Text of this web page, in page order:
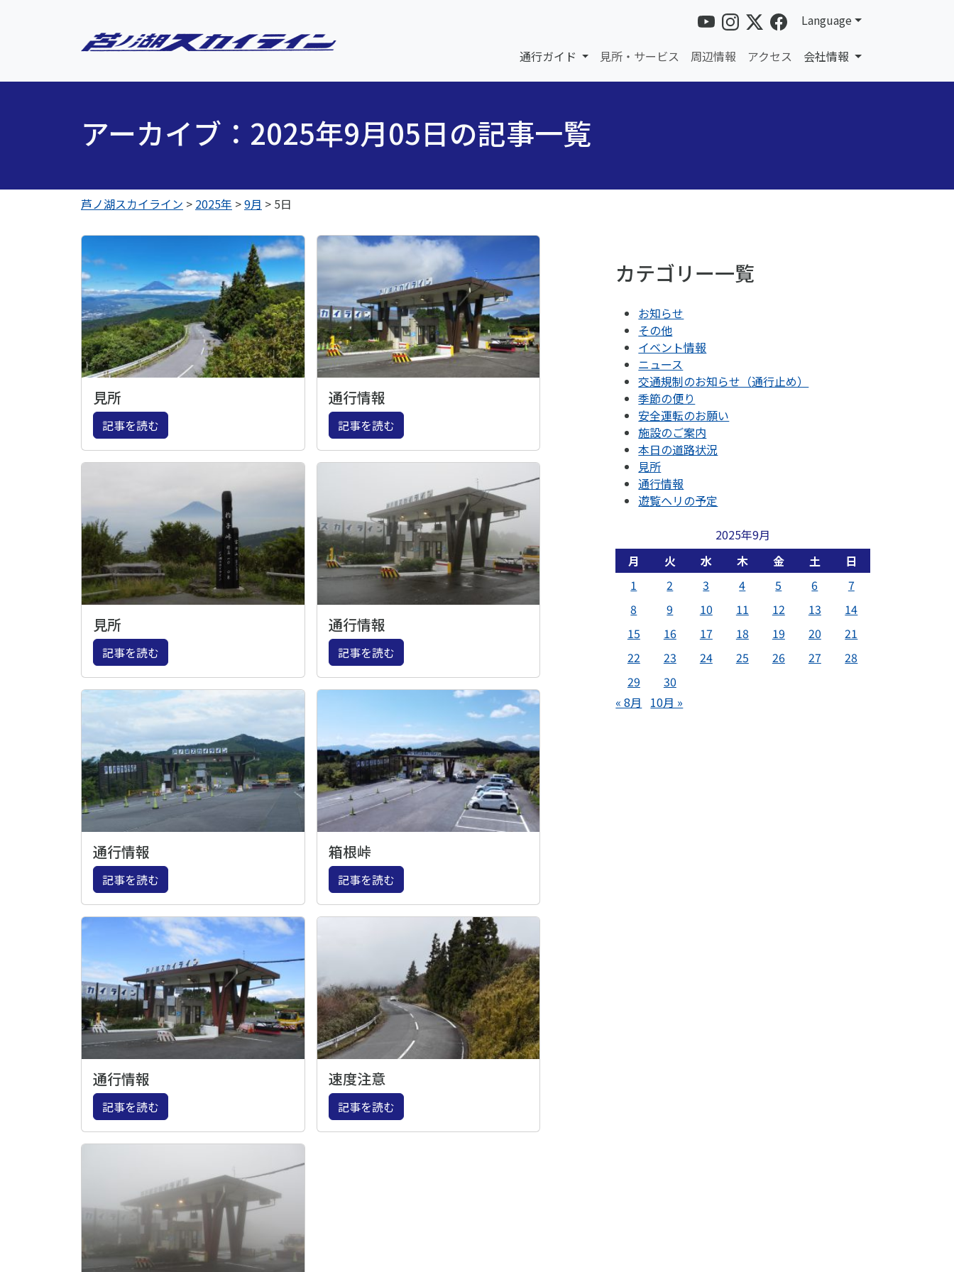
Language
通行ガイド 見所・サービス 周辺情報 アクセス 会社情報
アーカイブ：2025年9月05日の記事一覧
芦ノ湖スカイライン > 2025年 >9月 > 5日
見所
記事を読む
通行情報
記事を読む
見所
記事を読む
通行情報
記事を読む
通行情報
記事を読む
箱根峠
記事を読む
通行情報
記事を読む
速度注意
記事を読む
カテゴリー一覧
お知らせ
その他
イベント情報
ニュース
交通規制のお知らせ（通行止め）
季節の便り
安全運転のお願い
施設のご案内
本日の道路状況
見所
通行情報
遊覧ヘリの予定
2025年9月
月
火 水 木 金 土
日
1
2 3 4 5 6
7
8
9 10 11 12 13
14
15
16 17 18 19 20
21
22
23 24 25 26 27
28
29
30
« 8月
10月 »